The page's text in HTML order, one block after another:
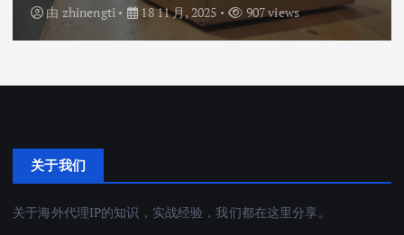
由 zhinengti 18 11 月, 2025 907 views
关于我们
关于海外代理IP的知识，实战经验，我们都在这里分享。